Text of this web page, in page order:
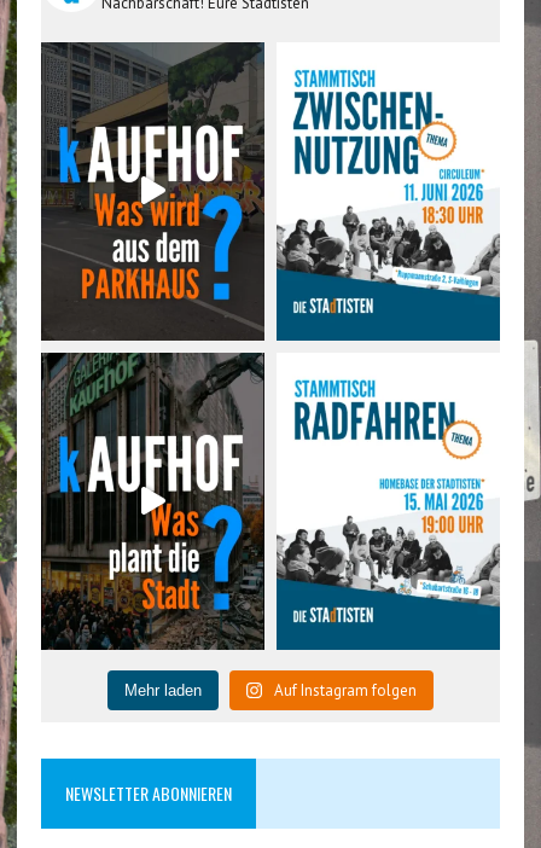
Mehr laden Auf Instagram folgen
NEWSLETTER ABONNIEREN